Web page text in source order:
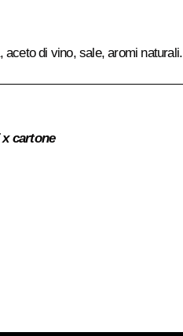
aceto di vino, sale, aromi naturali.
x cartone